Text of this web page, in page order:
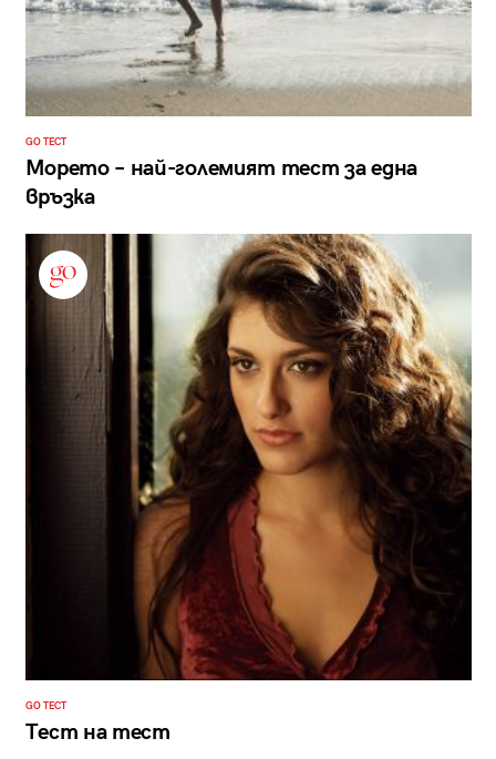
GO ТЕСТ
Морето – най-големият тест за една
връзка
GO ТЕСТ
Тест на тест